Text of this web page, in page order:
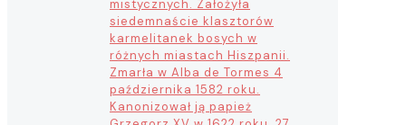
mistycznych. Założyła
siedemnaście klasztorów
karmelitanek bosych w
różnych miastach Hiszpanii.
Zmarła w Alba de Tormes 4
października 1582 roku.
Kanonizował ją papież